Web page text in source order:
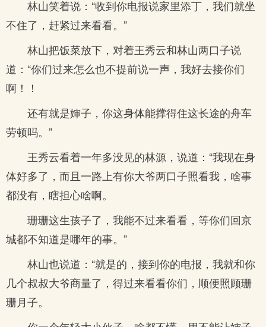
林山笑着说：“收到你电报说家里添丁，我们就坐
不住了，赶紧过来看看。”
林山把饭菜放下，对着王秀云和林山两口子说
道：“你们过来怎么也不提前说一声，我好去接你们
啊！！
还有就是婶子，你这身体能撑得住这长途的舟车
劳顿吗。”
王秀云看着一年多没见的林源，说道：“我现在身
体好多了，而且一路上有你大爷两口子照看我，啥事
都没有，瞎担心啥啊。
珊珊这生孩子了，我能不过来看看，等你们回京
城都不知道是哪年的事。”
林山也说道：“就是的，接到你的电报，我就和你
几个叔叔大爷商量了，得过来看看你们，顺便照顾珊
珊月子。